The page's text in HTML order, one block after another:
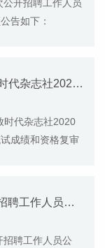
开招聘工作人员
公告如下：
广州市社会科学院直属事业单位-开放时代杂志社2020年第一次公开招聘工作人员笔试成绩和进入资格复审人员名单公告
代杂志社2020
成绩和资格复审
广州市社会科学院2020年第二次公开招聘工作人员笔试公告
聘工作人员公